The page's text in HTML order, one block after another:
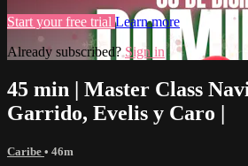
Start your free trial Learn more
Already subscribed?Sign in
45 min | Master Class
Garrido, Evelis y Caro |
Caribe • 46m